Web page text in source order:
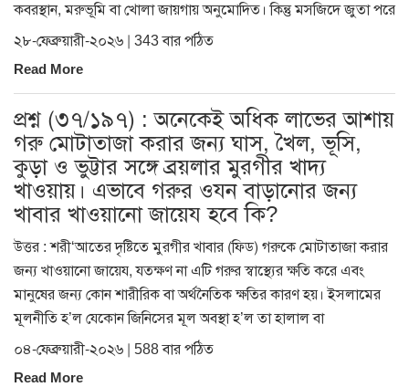
কবরস্থান, মরুভূমি বা খোলা জায়গায় অনুমোদিত। কিন্তু মসজিদে জুতা পরে
২৮-ফেব্রুয়ারী-২০২৬ | 343 বার পঠিত
Read More
প্রশ্ন (৩৭/১৯৭) : অনেকেই অধিক লাভের আশায়
গরু মোটাতাজা করার জন্য ঘাস, খৈল, ভূসি,
কুড়া ও ভুট্টার সঙ্গে ব্রয়লার মুরগীর খাদ্য
খাওয়ায়। এভাবে গরুর ওযন বাড়ানোর জন্য
খাবার খাওয়ানো জায়েয হবে কি?
উত্তর : শরী‘আতের দৃষ্টিতে মুরগীর খাবার (ফিড) গরুকে মোটাতাজা করার
জন্য খাওয়ানো জায়েয, যতক্ষণ না এটি গরুর স্বাস্থ্যের ক্ষতি করে এবং
মানুষের জন্য কোন শারীরিক বা অর্থনৈতিক ক্ষতির কারণ হয়। ইসলামের
মূলনীতি হ’ল যেকোন জিনিসের মূল অবস্থা হ’ল তা হালাল বা
০৪-ফেব্রুয়ারী-২০২৬ | 588 বার পঠিত
Read More